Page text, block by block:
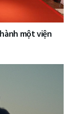
một viện